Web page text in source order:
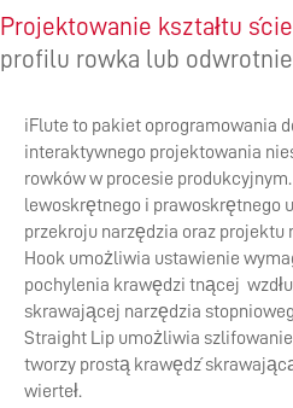
Projektowanie kształtu
profilu rowka lub odwrotnie
iFlute to pakiet oprogramowania
interaktywnego projektowania
rowków w procesie
lewoskrętnego i prawoskrętnego
przekroju narzędzia oraz projektu
Hook umożliwia ustawienie
pochylenia krawędzi tnącej
skrawającej narzędzia
Straight Lip umożliwia
tworzy prostą krawędź
wierteł.